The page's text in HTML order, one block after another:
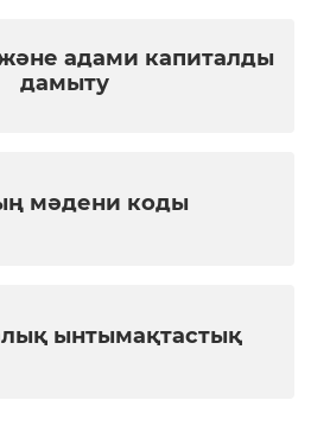
адами капиталды
дамыту
мәдени коды
ынтымақтастық